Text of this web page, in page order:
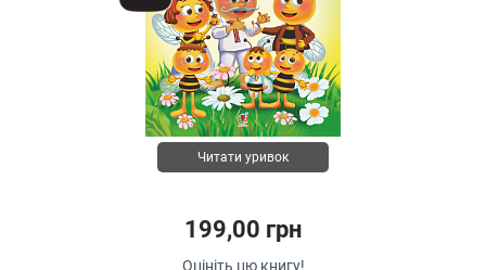
Читати уривок
199,00 грн
Оцініть цю книгу!